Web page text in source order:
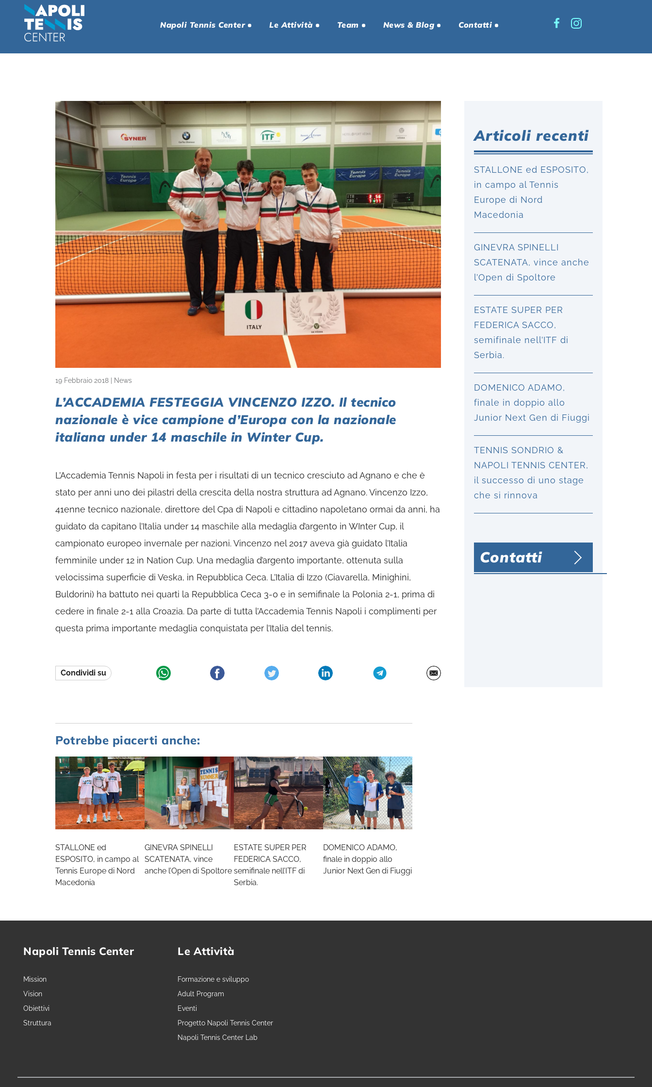
Napoli Tennis Center Le Attività Team News & Blog Contatti
19 Febbraio 2018 News
L’ACCADEMIA FESTEGGIA VINCENZO IZZO. Il tecnico
nazionale è vice campione d’Europa con la nazionale
italiana under 14 maschile in Winter Cup.
L’Accademia Tennis Napoli in festa per i risultati di un tecnico cresciuto ad Agnano e che è
stato per anni uno dei pilastri della crescita della nostra struttura ad Agnano. Vincenzo Izzo,
41enne tecnico nazionale, direttore del Cpa di Napoli e cittadino napoletano ormai da anni, ha
guidato da capitano l’Italia under 14 maschile alla medaglia d’argento in WInter Cup, il
campionato europeo invernale per nazioni. Vincenzo nel 2017 aveva già guidato l’Italia
femminile under 12 in Nation Cup. Una medaglia d’argento importante, ottenuta sulla
velocissima superficie di Veska, in Repubblica Ceca. L’Italia di Izzo (Ciavarella, Minighini,
Buldorini) ha battuto nei quarti la Repubblica Ceca 3-0 e in semifinale la Polonia 2-1, prima di
cedere in finale 2-1 alla Croazia. Da parte di tutta l’Accademia Tennis Napoli i complimenti per
questa prima importante medaglia conquistata per l’Italia del tennis.
Condividi su
Articoli recenti
STALLONE ed ESPOSITO,
in campo al Tennis
Europe di Nord
Macedonia
GINEVRA SPINELLI
SCATENATA, vince anche
l’Open di Spoltore
ESTATE SUPER PER
FEDERICA SACCO,
semifinale nell’ITF di
Serbia.
DOMENICO ADAMO,
finale in doppio allo
Junior Next Gen di Fiuggi
TENNIS SONDRIO &
NAPOLI TENNIS CENTER,
il successo di uno stage
che si rinnova
Contatti
Potrebbe piacerti anche:
STALLONE ed
ESPOSITO, in campo al
Tennis Europe di Nord
Macedonia
GINEVRA SPINELLI
SCATENATA, vince
anche l’Open di Spoltore
ESTATE SUPER PER
FEDERICA SACCO,
semifinale nell’ITF di
Serbia.
DOMENICO ADAMO,
finale in doppio allo
Junior Next Gen di Fiuggi
Napoli Tennis Center
Mission
Vision
Obiettivi
Struttura
Le Attività
Formazione e sviluppo
Adult Program
Eventi
Progetto Napoli Tennis Center
Napoli Tennis Center Lab